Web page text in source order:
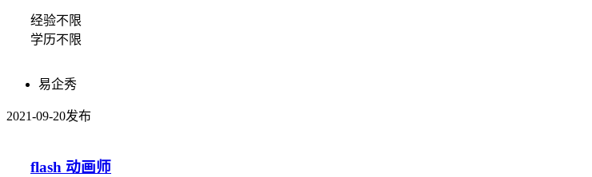
经验不限
学历不限
易企秀
2021-09-20发布
flash 动画师